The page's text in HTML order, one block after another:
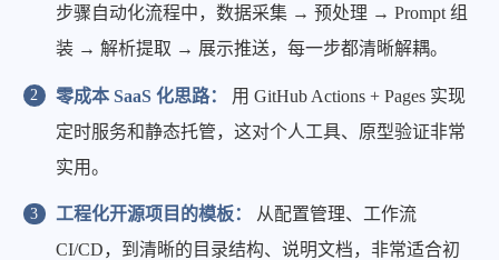
步骤自动化流程中，数据采集 → 预处理 → Prompt 组
装 → 解析提取 → 展示推送，每一步都清晰解耦。
零成本 SaaS 化思路：
用 GitHub Actions + Pages 实现
定时服务和静态托管，这对个人工具、原型验证非常
实用。
工程化开源项目的模板：
从配置管理、工作流
CI/CD，到清晰的目录结构、说明文档，非常适合初